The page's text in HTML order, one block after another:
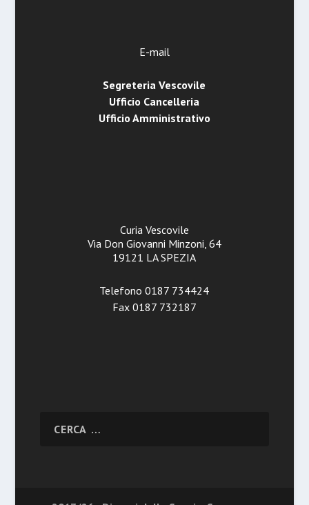
E-mail
Segreteria Vescovile
Ufficio Cancelleria
Ufficio Amministrativo
Curia Vescovile
Via Don Giovanni Minzoni, 64
19121 LA SPEZIA
Telefono 0187 734424
Fax 0187 732187